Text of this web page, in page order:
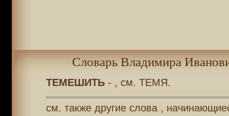
Словарь Владимира
ТЕМЕШИТЬ- , см. ТЕМЯ.
см. также другие слова ,